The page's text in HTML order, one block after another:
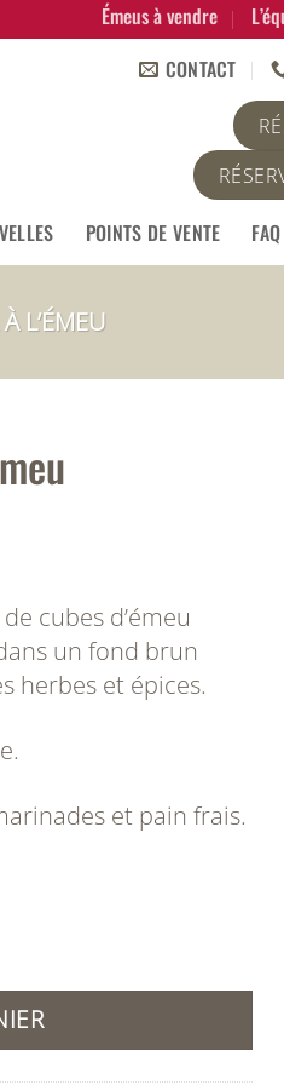
Émeus à vendre
CONTACT
POINTS DE VENTE FAQ
L’ÉMEU
cubes d’émeu
un fond brun
herbes et épices.
et pain frais.